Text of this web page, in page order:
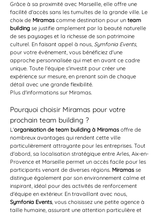
Grâce à sa proximité avec Marseille, elle offre une
facilité d'accès sans les tumultes de la grande ville. Le
choix de Miramas comme destination pour un team
building se justifie amplement par la beauté naturelle
de ses paysages et la richesse de son patrimoine
culturel. En faisant appel à nous, Symfonia Events,
pour votre événement, vous bénéficiez d'une
approche personnalisée qui met en avant ce cadre
unique. Toute l'équipe s'investit pour créer une
expérience sur mesure, en prenant soin de chaque
détail avec une grande flexibilité.
Plus d'informations sur Miramas.
Pourquoi choisir Miramas pour votre
prochain team building ?
L'organisation de team building à Miramas offre de
nombreux avantages qui rendent cette ville
particulièrement attrayante pour les entreprises. Tout
d'abord, sa localisation stratégique entre Arles, Aix-en-
Provence et Marseille permet un accès facile pour les
participants venant de diverses régions. Miramas se
distingue également par son environnement calme et
inspirant, idéal pour des activités de renforcement
d'équipe en extérieur. En travaillant avec nous,
Symfonia Events, vous choisissez une petite agence à
taille humaine, assurant une attention particulière et